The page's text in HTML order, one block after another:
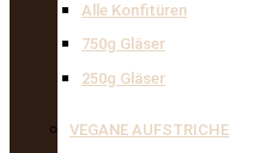
Alle Konfitüren
750g Gläser
250g Gläser
VEGANE AUFSTRICHE